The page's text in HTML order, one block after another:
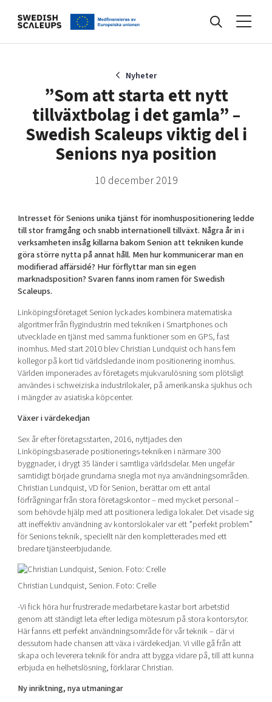
Events
Kunskapsbank
Internationalisering
Mer
Ansök till Swedish Scaleups
Så finansieras Swedish Scaleups
Nyheter
”Som att starta ett nytt
tillväxtbolag i det gamla” –
Swedish Scaleups viktig del i
Senions nya position
10 december 2019
Intresset för Senions unika tjänst för inomhuspositionering ledde
till stor framgång och snabb internationell tillväxt. Några år in i
verksamheten insåg killarna bakom Senion att tekniken kunde
göra större nytta på annat håll. Men hur kommunicerar man en
modifierad affärsidé? Hur förflyttar man sin egen
marknadsposition? Svaren fanns inom ramen för Swedish
Scaleups.
Linköpingsföretaget Senion lyckades kombinera matematiska
algoritmer från flygindustrin med tekniken i Smartphones och
utvecklade en tjänst med samma funktioner som en GPS, fast
inomhus. Med start 2010 blev Christian Lundquist och hans fem
kollegor på kort tid världsledande inom positionering inomhus.
Världen imponerades av företagets mjukvarulösning som plötsligt
användes i schweiziska industrilokaler, på amerikanska sjukhus och
i mängder av asiatiska köpcenter.
Växer i värdekedjan
Sex år efter företagsstarten, 2016, nyttjades den
Linköpingsbaserade positionerings-tekniken i närmare 300
byggnader, i drygt 35 länder i samtliga världsdelar. Men ungefär
samtidigt började grundarna snegla mot nya användningsområden.
Christian Lundquist, VD för Senion, berättar om ett antal
förfrågningar från stora företagskontor – med mycket personal –
som behövde hjälp med att positionera lediga lokaler. Det visade sig
att ineffektiv användning av kontorslokaler var ett ”perfekt problem”
för Senions teknik, speciellt när den kompletterades med ett
bredare tjänsteerbjudande.
Christian Lundquist, Senion. Foto: Crelle
-Vi fick höra hur frustrerade medarbetare kastar bort arbetstid
genom att ständigt leta efter lediga mötesrum på stora kontorsytor.
Här fanns ett perfekt användningsområde för vår teknik – där vi
dessutom hade chansen att växa i värdekedjan. Vi ville gå från att
skapa och leverera teknik för andra att bygga vidare på, till att kunna
erbjuda en helhetslösning, förklarar Christian.
Ny inriktning, nya utmaningar